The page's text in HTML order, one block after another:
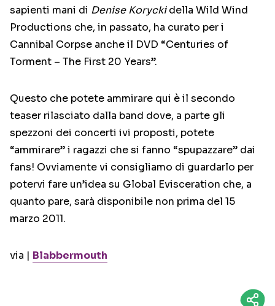
sapienti mani di Denise Koryckidella Wild Wind
Productions che, in passato, ha curato per i
Cannibal Corpse anche il DVD “Centuries of
Torment – The First 20 Years”.
Questo che potete ammirare qui è il secondo
teaser rilasciato dalla band dove, a parte gli
spezzoni dei concerti ivi proposti, potete
“ammirare” i ragazzi che si fanno “spupazzare” dai
fans! Ovviamente vi consigliamo di guardarlo per
potervi fare un’idea su Global Evisceration che, a
quanto pare, sarà disponibile non prima del 15
marzo 2011.
via | Blabbermouth